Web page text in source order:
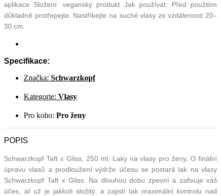
aplikace Složení: veganský produkt Jak používat: Před použitím
důkladně protřepejte. Nastříkejte na suché vlasy ze vzdálenosti 20–
30 cm.
Specifikace:
Značka: Schwarzkopf
Kategorie: Vlasy
Pro koho: Pro ženy
POPIS
Schwarzkopf Taft x Gliss, 250 ml, Laky na vlasy pro ženy, O finální
úpravu vlasů a prodloužení výdrže účesu se postará lak na vlasy
Schwarzkopf Taft x Gliss. Na dlouhou dobu zpevní a zafixuje váš
účes, ať už je jakkoli složitý, a zajistí tak maximální kontrolu nad